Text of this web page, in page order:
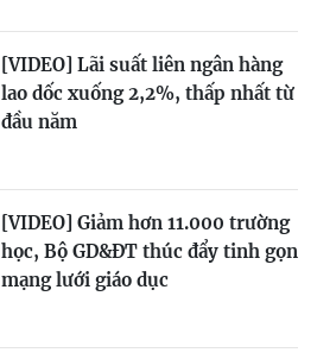
[VIDEO] Lãi suất liên ngân hàng
lao dốc xuống 2,2%, thấp nhất từ
đầu năm
[VIDEO] Giảm hơn 11.000 trường
học, Bộ GD&ĐT thúc đẩy tinh gọn
mạng lưới giáo dục